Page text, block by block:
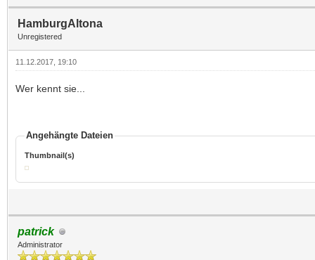
HamburgAltona
Unregistered
11.12.2017, 19:10
Wer kennt sie...
Angehängte Dateien
Thumbnail(s)
patrick
Administrator